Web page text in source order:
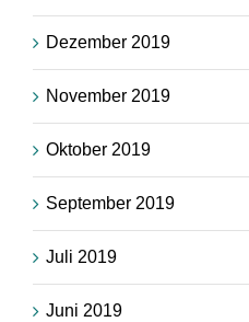
Dezember 2019
November 2019
Oktober 2019
September 2019
Juli 2019
Juni 2019